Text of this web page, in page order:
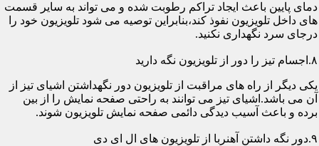
دمای پایین باعث ایجاد تراکم رطوبت شده و می تواند به سایر قسمت
های داخل تلویزیون نفوذ کند،بنابراین توصیه می شود تلویزیون خود را
درجای سرد نگهداری نکنید.
۸.اجسام تیز را دور از تلویزیون نگه دارید
یکی دیگر از راه های مراقبت از تلویزیون دور نگهداشتن اشیای تیز از
آن می باشد.اشیای تیز می توانند به راحتی صفحه نمایش را از بین
برده و باعث آسیب دیدگی دائمی صفحه نمایش تلویزیون شوند.
۹.دور نگه داشتن آهنربا از تلویزیون های ال ای دی